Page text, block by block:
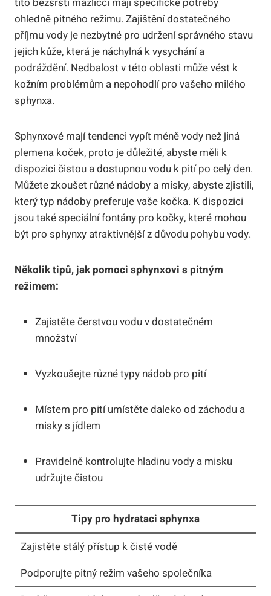
ohledně pitného režimu. Zajištění dostatečného
příjmu vody je nezbytné pro udržení správného stavu
jejich kůže, která je náchylná k vysychání a
podráždění. Nedbalost v této oblasti může vést k
kožním problémům a nepohodlí pro vašeho milého
sphynxa.
Sphynxové mají tendenci vypít méně vody než jiná
plemena koček, proto je důležité, abyste měli k
dispozici čistou a dostupnou vodu k pití po celý den.
Můžete zkoušet různé nádoby a misky, abyste zjistili,
který typ nádoby preferuje vaše kočka. K dispozici
jsou také speciální fontány pro kočky, které mohou
být pro sphynxy atraktivnější z důvodu pohybu vody.
Několik tipů, jak pomoci sphynxovi s pitným
režimem:
Zajistěte čerstvou vodu v dostatečném
množství
Vyzkoušejte různé typy nádob pro pití
Místem pro pití umístěte daleko od záchodu a
misky s jídlem
Pravidelně kontrolujte hladinu vody a misku
udržujte čistou
Tipy pro hydrataci sphynxa
Zajistěte stálý přístup k čisté vodě
Podporujte pitný režim vašeho společníka